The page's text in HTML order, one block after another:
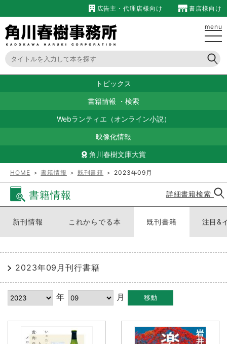
広告主・代理店様向け 書店様向け
menu
トピックス
書籍情報 ・ 検索
Webランティエ（オンライン小説）
映像化情報
角川春樹文庫大賞
HOME ＞書籍情報 ＞ 既刊書籍 ＞ 2023年09月
書籍情報 詳細書籍検索
新刊情報 これからでる本 既刊書籍 注目&
2023年09月刊行書籍
年 月